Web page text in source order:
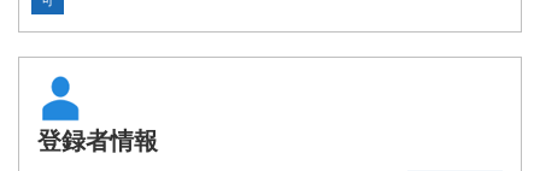
登録者情報